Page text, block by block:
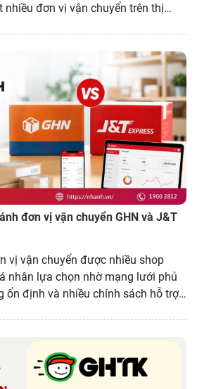
nhiều đơn vị vận chuyển trên thị
chuyển ship hàng Hà Nội uy tín,
nhiều shop online lựa chọn cho các
đơn vị vận chuyển GHN và J&T
vị vận chuyển được nhiều shop
nhân lựa chọn nhờ mạng lưới phủ
ổn định và nhiều chính sách hỗ trợ.
hợp và tối ưu vận hành hiệu quả